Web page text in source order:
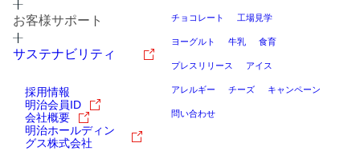
お客様サポート
サステナビリティ
採用情報
明治会員ID
会社概要
明治ホールディン
グス株式会社
チョコレート 工場見学
ヨーグルト 牛乳 食育
プレスリリース アイス
アレルギー チーズ キャンペーン
問い合わせ